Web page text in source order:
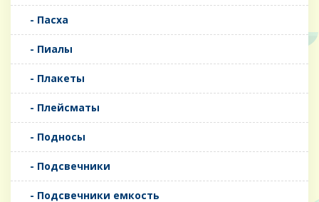
- Пасха
- Пиалы
- Плакеты
- Плейсматы
- Подносы
- Подсвечники
- Подсвечники емкость